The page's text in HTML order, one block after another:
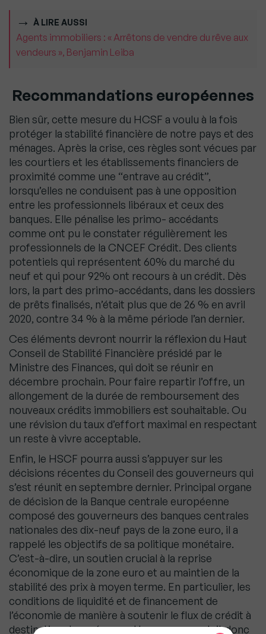
À LIRE AUSSI
Agents immobiliers : « Arrêtons de vendre du rêve aux
vendeurs », Benjamin Leiba
Recommandations européennes
Bien sûr, cette mesure du HCSF a voulu à la fois
protéger la stabilité financière de notre pays et des
ménages. Après la crise, ces règles sont vécues par
les courtiers et les établissements financiers de
proximité comme une “entrave au crédit”,
lorsqu’elles ne conduisent pas à une opposition
entre les professionnels libéraux et ceux des
banques. Elle pénalise les primo- accédants
comme ont pu le constater régulièrement les
professionnels de la CNCEF Crédit. Des clients
potentiels qui représentent 60% du marché du
neuf et qui pour 92% ont recours à un crédit. Dès
lors, la part des primo-accédants, dans les dossiers
de prêts finalisés, n’était plus que de 26 % en avril
2020, contre 34 % à la même période l’an dernier.
Ces éléments devront nourrir la réflexion du Haut
Conseil de Stabilité Financière présidé par le
Ministre des Finances, qui doit se réunir en
décembre prochain. Pour faire repartir l’offre, un
allongement de la durée de remboursement des
nouveaux crédits immobiliers est souhaitable. Ou
une révision du taux d’effort maximal en respectant
un reste à vivre acceptable.
Enfin, le HSCF pourra aussi s’appuyer sur les
décisions récentes du Conseil des gouverneurs qui
s’est réunit en septembre dernier. Principal organe
de décision de la Banque centrale européenne
composé des gouverneurs des banques centrales
nationales des dix-neuf pays de la zone euro, il a
rappelé les objectifs de sa politique monétaire.
C’est-à-dire, un soutien crucial à la reprise
économique de la zone euro et au maintien de la
stabilité des prix à moyen terme. En particulier, les
conditions de liquidité et de financement de
l’économie de manière à soutenir le flux de crédit à
destination des ménages. Un consensus doit donc